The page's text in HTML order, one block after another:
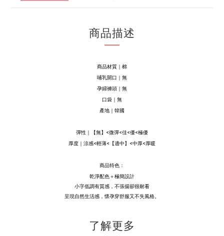
商品描述
商品材質｜棉
哺乳開口｜無
孕婦褲頭｜無
口袋｜無
產地｜韓國
彈性｜ 【無】 <微彈<佳<優<極優
厚度｜涼感<輕薄<【適中】<中厚<厚暖
商品特色：
乾淨配色＋極簡設計
小字低調有質感，不張揚卻很耐看
呈現自然生活感，懷孕穿舒服又不失風格。
了解更多